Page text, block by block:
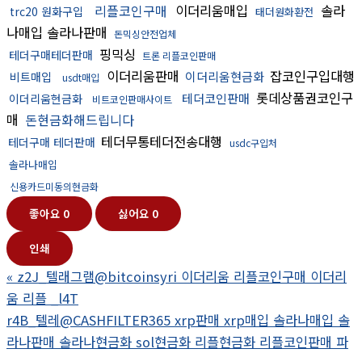
trc20 원화구입 리플코인구매 이더리움매입 태더원화환전 솔라
나매입 솔라나판매 돈믹싱안전업체
테더구매테더판매 핑믹싱 트론 리플코인판매
비트매입 usdt매입 이더리움판매 이더리움현금화 잡코인구입대행
이더리움현금화 비트코인판매사이트 테더코인판매 롯데상품권코인구
매 돈현금화해드립니다
테더구매 테더판매 테더무통테더전송대행 usdc구입처
솔라나매입
신용카드미동의현금화
좋아요 0 싫어요 0
인쇄
« z2J_텔래그램@bitcoinsyri 이더리움 리플코인구매 이더리
움 리플 _l4T
r4B_텔레@CASHFILTER365 xrp판매 xrp매입 솔라나매입 솔
라나판매 솔라나현금화 sol현금화 리플현금화 리플코인판매 파